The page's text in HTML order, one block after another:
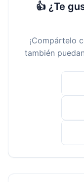
👍 ¿Te
¡Compártelo
también